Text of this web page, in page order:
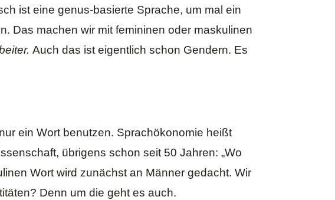
ist eine genus-basierte Sprache, um mal ein
Das machen wir mit femininen oder maskulinen
Auch das ist eigentlich schon Gendern. Es
ein Wort benutzen. Sprachökonomie heißt
übrigens schonseit 50 Jahren: „Wo
Wort wird zunächst an Männer gedacht. Wir
Denn um die geht es auch.